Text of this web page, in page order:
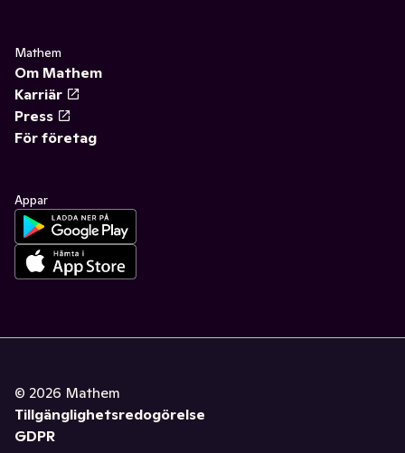
Mathem
Om Mathem
Karriär
Press
För företag
Appar
© 2026 Mathem
Tillgänglighetsredogörelse
GDPR